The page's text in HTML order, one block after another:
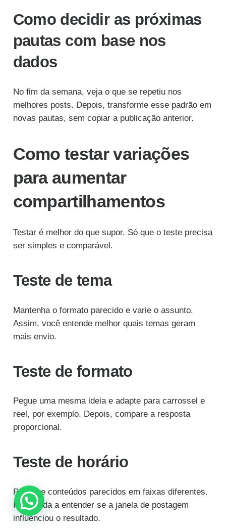
Como decidir as próximas
pautas com base nos
dados
No fim da semana, veja o que se repetiu nos
melhores posts. Depois, transforme esse padrão em
novas pautas, sem copiar a publicação anterior.
Como testar variações
para aumentar
compartilhamentos
Testar é melhor do que supor. Só que o teste precisa
ser simples e comparável.
Teste de tema
Mantenha o formato parecido e varie o assunto.
Assim, você entende melhor quais temas geram
mais envio.
Teste de formato
Pegue uma mesma ideia e adapte para carrossel e
reel, por exemplo. Depois, compare a resposta
proporcional.
Teste de horário
Publique conteúdos parecidos em faixas diferentes.
Isso ajuda a entender se a janela de postagem
influenciou o resultado.